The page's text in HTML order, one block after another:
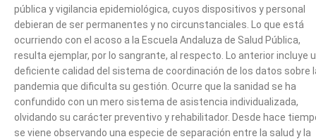
pública y vigilancia epidemiológica, cuyos dispositivos y personal
debieran de ser permanentes y no circunstanciales. Lo que está
ocurriendo con el acoso a la Escuela Andaluza de Salud Pública,
resulta ejemplar, por lo sangrante, al respecto. Lo anterior incluye
deficiente calidad del sistema de coordinación de los datos sobre
pandemia que dificulta su gestión. Ocurre que la sanidad se ha
confundido con un mero sistema de asistencia individualizada,
olvidando su carácter preventivo y rehabilitador. Desde hace
se viene observando una especie de separación entre la salud y la